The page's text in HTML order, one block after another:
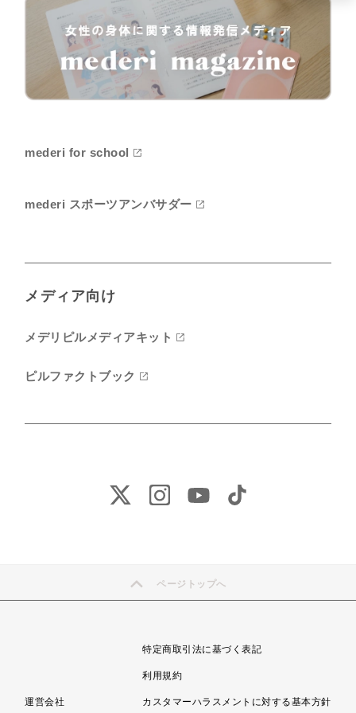
mederi for school
mederi スポーツアンバサダー
メディア向け
メデリピルメディアキット
ピルファクトブック
ページトップへ
運営会社
特定商取引法に基づく表記
利用規約
カスタマーハラスメントに対する基本方針